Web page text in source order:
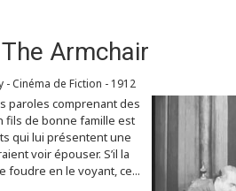
Armchair
- Cinéma de Fiction - 1912
paroles comprenant des
fils de bonne famille est
qui lui présentent une
voir épouser. S’il la
foudre en le voyant, ce...